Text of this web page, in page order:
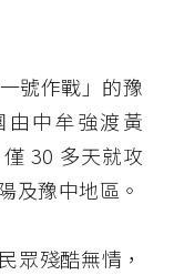
號作戰」的豫
中牟強渡黃
30 多天就攻
及豫中地區。
眾殘酷無情，